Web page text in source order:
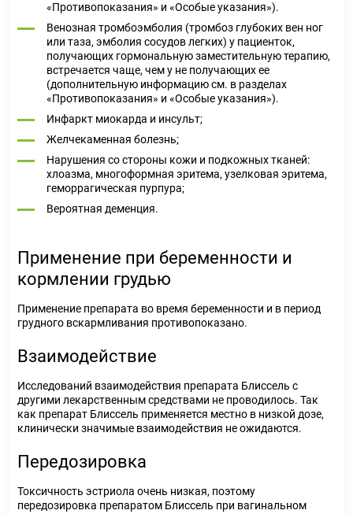
«Противопоказания» и «Особые указания»).
Венозная тромбоэмболия (тромбоз глубоких вен ног
или таза, эмболия сосудов легких) у пациенток,
получающих гормональную заместительную терапию,
встречается чаще, чем у не получающих ее
(дополнительную информацию см. в разделах
«Противопоказания» и «Особые указания»).
Инфаркт миокарда и инсульт;
Желчекаменная болезнь;
Нарушения со стороны кожи и подкожных тканей:
хлоазма, многоформная эритема, узелковая эритема,
геморрагическая пурпура;
Вероятная деменция.
Применение при беременности и
кормлении грудью
Применение препарата во время беременности и в период
грудного вскармливания противопоказано.
Взаимодействие
Исследований взаимодействия препарата Блиссель с
другими лекарственным средствами не проводилось. Так
как препарат Блиссель применяется местно в низкой дозе,
клинически значимые взаимодействия не ожидаются.
Передозировка
Токсичность эстриола очень низкая, поэтому
передозировка препаратом Блиссель при вагинальном